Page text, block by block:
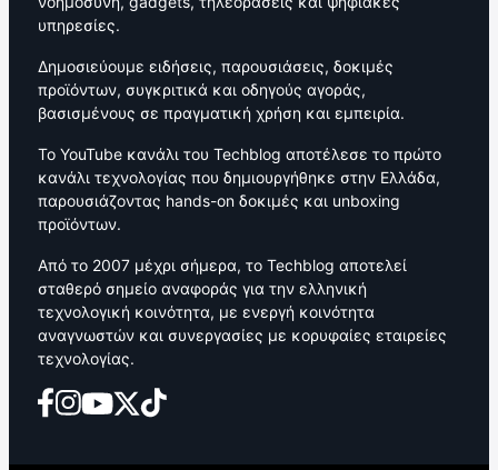
υπηρεσίες.
Δημοσιεύουμε ειδήσεις, παρουσιάσεις, δοκιμές
προϊόντων, συγκριτικά και οδηγούς αγοράς,
βασισμένους σε πραγματική χρήση και εμπειρία.
Το YouTube κανάλι του Techblog αποτέλεσε το πρώτο
κανάλι τεχνολογίας που δημιουργήθηκε στην Ελλάδα,
παρουσιάζοντας hands-on δοκιμές και unboxing
προϊόντων.
Από το 2007 μέχρι σήμερα, το Techblog αποτελεί
σταθερό σημείο αναφοράς για την ελληνική
τεχνολογική κοινότητα, με ενεργή κοινότητα
αναγνωστών και συνεργασίες με κορυφαίες εταιρείες
τεχνολογίας.